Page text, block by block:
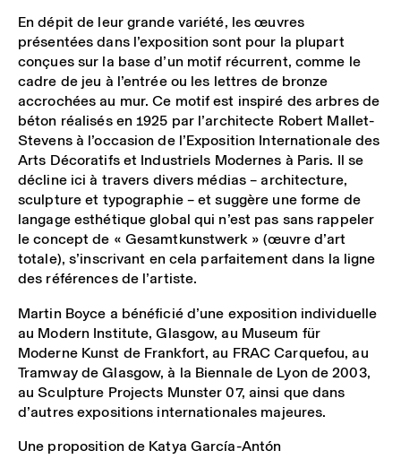
En dépit de leur grande variété, les œuvres
présentées dans l’exposition sont pour la plupart
conçues sur la base d’un motif récurrent, comme le
cadre de jeu à l’entrée ou les lettres de bronze
accrochées au mur. Ce motif est inspiré des arbres de
béton réalisés en 1925 par l’architecte Robert Mallet-
Stevens à l’occasion de l’Exposition Internationale des
Arts Décoratifs et Industriels Modernes à Paris. Il se
décline ici à travers divers médias – architecture,
sculpture et typographie – et suggère une forme de
langage esthétique global qui n’est pas sans rappeler
le concept de « Gesamtkunstwerk » (œuvre d’art
totale), s’inscrivant en cela parfaitement dans la ligne
des références de l’artiste.
Martin Boyce a bénéficié d’une exposition individuelle
au Modern Institute, Glasgow, au Museum für
Moderne Kunst de Frankfort, au FRAC Carquefou, au
Tramway de Glasgow, à la Biennale de Lyon de 2003,
au Sculpture Projects Munster 07, ainsi que dans
d’autres expositions internationales majeures.
Une proposition de Katya García-Antón